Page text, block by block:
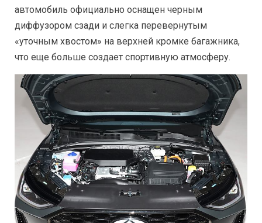
автомобиль официально оснащен черным
диффузором сзади и слегка перевернутым
«уточным хвостом» на верхней кромке багажника,
что еще больше создает спортивную атмосферу.